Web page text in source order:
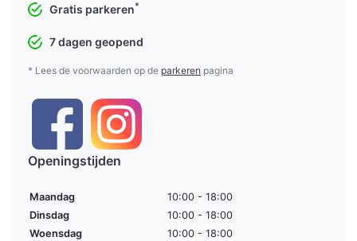
Gratis parkeren*
7 dagen geopend
* Lees de voorwaarden op de parkeren pagina
Openingstijden
Maandag
10:00 - 18:00
Dinsdag
10:00 - 18:00
Woensdag
10:00 - 18:00